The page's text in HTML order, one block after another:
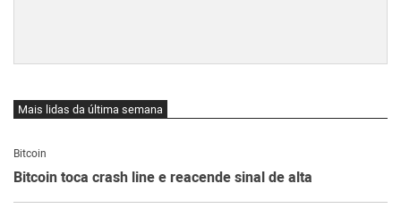
Mais lidas da última semana
Bitcoin
Bitcoin toca crash line e reacende sinal de alta